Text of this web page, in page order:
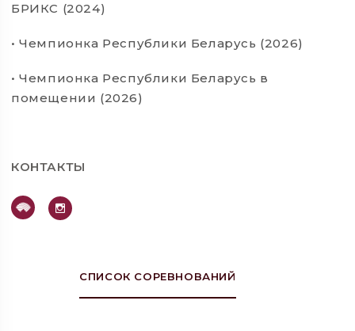
БРИКС (2024)
• Чемпионка Республики Беларусь (2026)
• Чемпионка Республики Беларусь в
помещении (2026)
КОНТАКТЫ
СПИСОК СОРЕВНОВАНИЙ